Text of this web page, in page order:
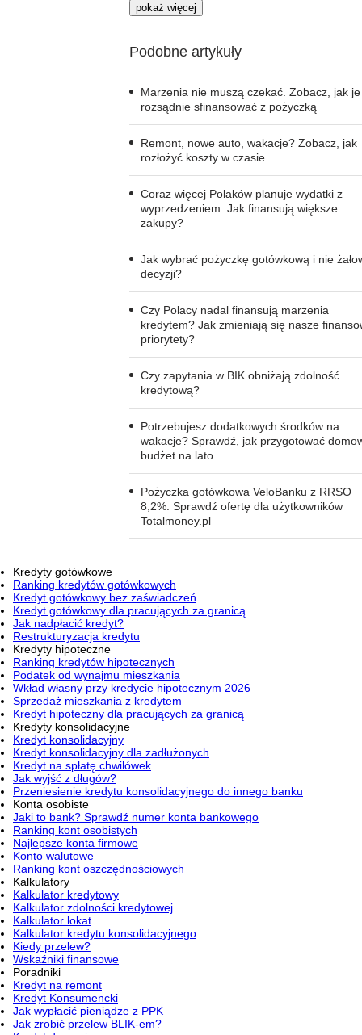
pokaż więcej
Podobne artykuły
Marzenia nie muszą czekać. Zobacz, jak je
rozsądnie sfinansować z pożyczką
Remont, nowe auto, wakacje? Zobacz, jak
rozłożyć koszty w czasie
Coraz więcej Polaków planuje wydatki z
wyprzedzeniem. Jak finansują większe
zakupy?
Jak wybrać pożyczkę gotówkową i nie
decyzji?
Czy Polacy nadal finansują marzenia
kredytem? Jak zmieniają się nasze
priorytety?
Czy zapytania w BIK obniżają zdolność
kredytową?
Potrzebujesz dodatkowych środków na
wakacje? Sprawdź, jak przygotować
budżet na lato
Pożyczka gotówkowa VeloBanku z RRSO
8,2%. Sprawdź ofertę dla użytkowników
Totalmoney.pl
Kredyty gotówkowe
Ranking kredytów gotówkowych
Kredyt gotówkowy bez zaświadczeń
Kredyt gotówkowy dla pracujących za granicą
Jak nadpłacić kredyt?
Restrukturyzacja kredytu
Kredyty hipoteczne
Ranking kredytów hipotecznych
Podatek od wynajmu mieszkania
Wkład własny przy kredycie hipotecznym 2026
Sprzedaż mieszkania z kredytem
Kredyt hipoteczny dla pracujących za granicą
Kredyty konsolidacyjne
Kredyt konsolidacyjny
Kredyt konsolidacyjny dla zadłużonych
Kredyt na spłatę chwilówek
Jak wyjść z długów?
Przeniesienie kredytu konsolidacyjnego do innego banku
Konta osobiste
Jaki to bank? Sprawdź numer konta bankowego
Ranking kont osobistych
Najlepsze konta firmowe
Konto walutowe
Ranking kont oszczędnościowych
Kalkulatory
Kalkulator kredytowy
Kalkulator zdolności kredytowej
Kalkulator lokat
Kalkulator kredytu konsolidacyjnego
Kiedy przelew?
Wskaźniki finansowe
Poradniki
Kredyt na remont
Kredyt Konsumencki
Jak wypłacić pieniądze z PPK
Jak zrobić przelew BLIK-em?